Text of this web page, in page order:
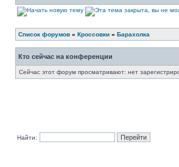
Список форумов » Кроссовки » Барахолка
Кто сейчас на конференции
Сейчас этот форум просматривают: нет
Найти: